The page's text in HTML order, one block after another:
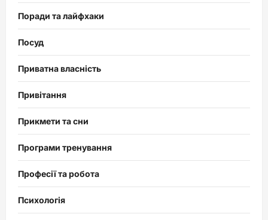
Поради та лайфхаки
Посуд
Приватна власність
Привітання
Прикмети та сни
Програми тренування
Професії та робота
Психологія